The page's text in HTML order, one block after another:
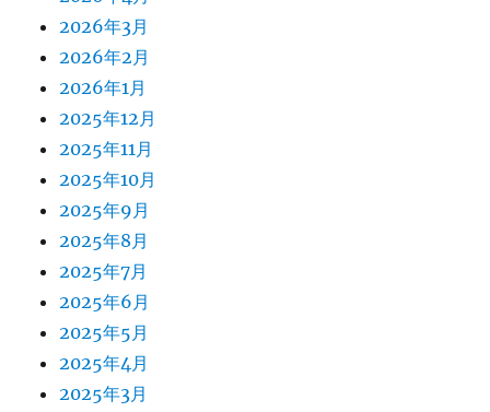
2026年3月
2026年2月
2026年1月
2025年12月
2025年11月
2025年10月
2025年9月
2025年8月
2025年7月
2025年6月
2025年5月
2025年4月
2025年3月